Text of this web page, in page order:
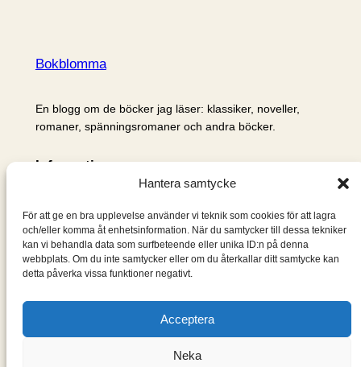
Hantera samtycke
För att ge en bra upplevelse använder vi teknik som cookies för att lagra
och/eller komma åt enhetsinformation. När du samtycker till dessa tekniker
kan vi behandla data som surfbeteende eller unika ID:n på denna
webbplats. Om du inte samtycker eller om du återkallar ditt samtycke kan
detta påverka vissa funktioner negativt.
Acceptera
Neka
Bokblomma
En blogg om de böcker jag läser: klassiker, noveller,
romaner, spänningsromaner och andra böcker.
Information
Om mig & om bloggen
S
ö
k